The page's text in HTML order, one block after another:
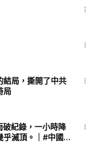
結局，撕開了中共
局
紀錄，一小時降
乎滅頂。｜#中國